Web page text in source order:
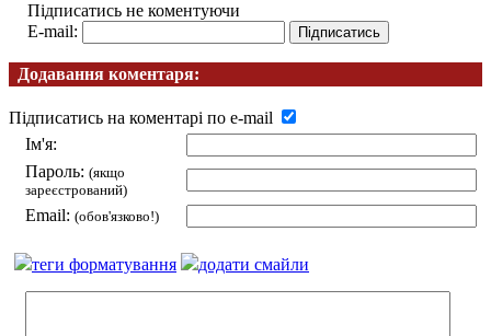
Підписатись не коментуючи
E-mail:
Додавання коментаря:
Підписатись на коментарі по e-mail
Ім'я:
Пароль: (якщо
зареєстрований)
Email: (обов'язково!)
теги форматування додати смайли